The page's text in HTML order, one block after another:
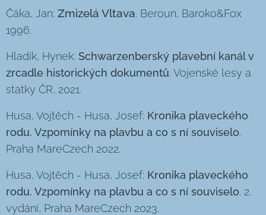
Čáka, Jan: Zmizelá Vltava. Beroun, Baroko&Fox
1996.
Hladík, Hynek: Schwarzenberský plavební kanál v
zrcadle historických dokumentů. Vojenské lesy a
statky ČR, 2021.
Husa, Vojtěch - Husa, Josef: Kronika plaveckého
rodu. Vzpomínky na plavbu a co s ní souviselo.
Praha MareCzech 2022.
Husa, Vojtěch - Husa, Josef: Kronika plaveckého
rodu. Vzpomínky na plavbu a co s ní souviselo. 2.
vydání, Praha MareCzech 2023.